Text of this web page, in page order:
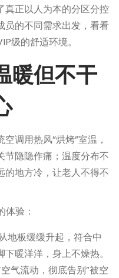
真正以人为本的分区分控
员的不同需求出发，看看
级的舒适环境。
暖但不干
调用热风”烘烤”室温，
节隐隐作痛；温度分布不
的地方冷，让老人不得不
验：
地板缓缓升起，符合中
暖洋洋，身上不燥热。
空气流动，彻底告别”被空